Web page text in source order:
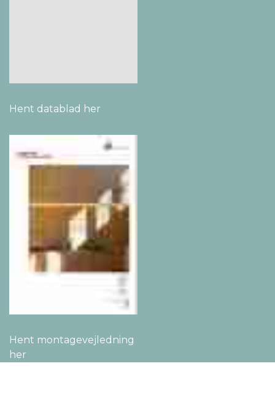
Hent datablad her
Hent montage­vejledning
her